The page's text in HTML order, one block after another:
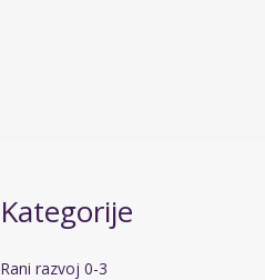
Kategorije
Rani razvoj 0-3